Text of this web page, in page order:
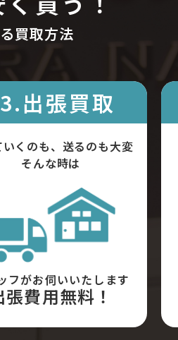
買取方法
出張買取
いくのも、送るのも大変
そんな時は
フがお伺いいたします
張費用無料！